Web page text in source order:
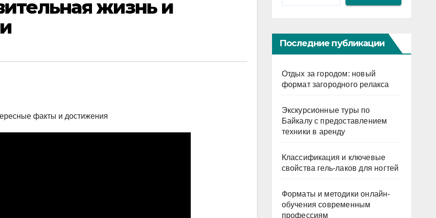
жизнь и
Последние публикации
Отдых за городом: новый
формат загородного релакса
Экскурсионные туры по
Байкалу с предоставлением
техники в аренду
Классификация и ключевые
свойства гель-лаков для ногтей
Форматы и методики онлайн-
обучения современным
профессиям